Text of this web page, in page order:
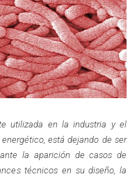
utilizada en la industria y el
está dejando de ser
la aparición de casos de
técnicos en su diseño, la